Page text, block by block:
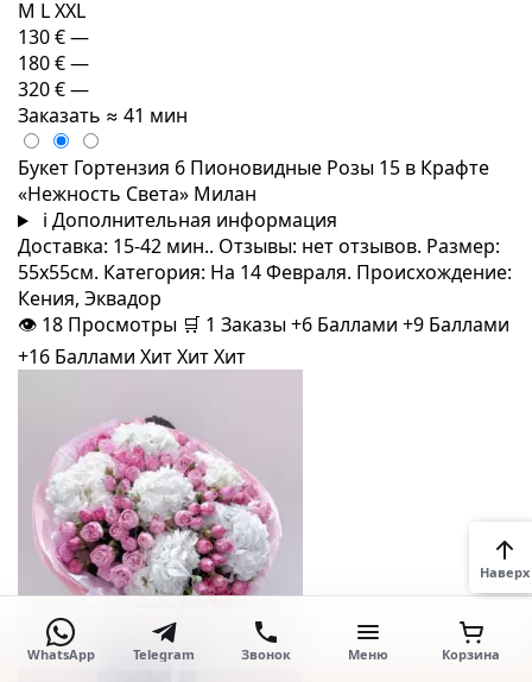
M LXXL
130 €—
180 €—
320 €—
Заказать ≈ 41 мин
Букет Гортензия 6 Пионовидные Розы 15 в Крафте
«Нежность Света» Милан
i Дополнительная информация
Доставка: 15-42 мин.. Отзывы: нет отзывов. Размер:
55x55см. Категория: На 14 Февраля. Происхождение:
Кения, Эквадор
👁 18 Просмотры 🛒 1 Заказы+6 Баллами +9 Баллами
+16 Баллами ХитХитХит
WhatsApp Telegram Звонок Меню Корзина
Наверх